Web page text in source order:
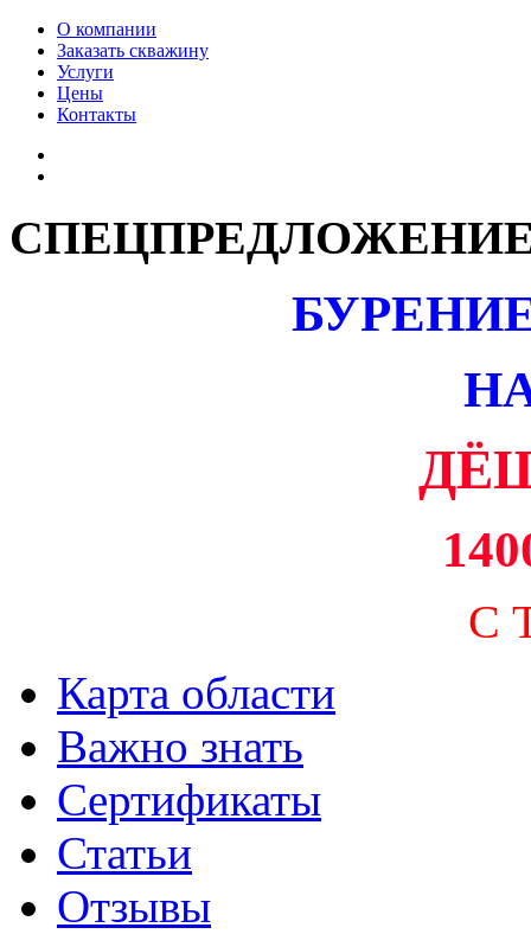
О компании
Заказать скважину
Услуги
Цены
Контакты
С
Карта области
Важно знать
Сертификаты
Статьи
Отзывы